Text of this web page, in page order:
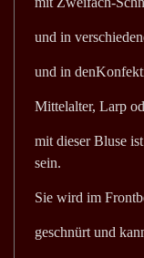
und in
und in
Mittelalter, Larp
mit dieser Bluse
sein.
Sie wird im
geschnürt und